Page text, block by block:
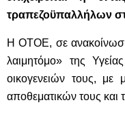
τραπεζοϋπαλλήλων
Η ΟΤΟΕ, σε
λαιμητόμο» της
οικογενειών τους, με
αποθεματικών τους